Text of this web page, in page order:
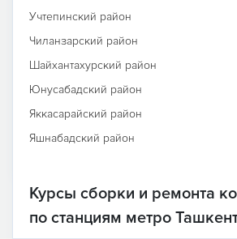
Учтепинский район
Чиланзарский район
Шайхантахурский район
Юнусабадский район
Яккасарайский район
Яшнабадский район
Курсы сборки и ремонта
по станциям метро